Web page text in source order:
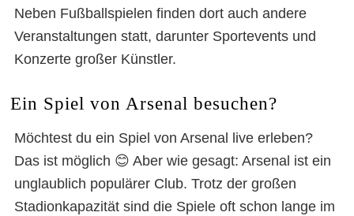
Neben Fußballspielen finden dort auch andere
Veranstaltungen statt, darunter Sportevents und
Konzerte großer Künstler.
Ein Spiel von Arsenal besuchen?
Möchtest du ein Spiel von Arsenal live erleben?
Das ist möglich 😊 Aber wie gesagt: Arsenal ist ein
unglaublich populärer Club. Trotz der großen
Stadionkapazität sind die Spiele oft schon lange im